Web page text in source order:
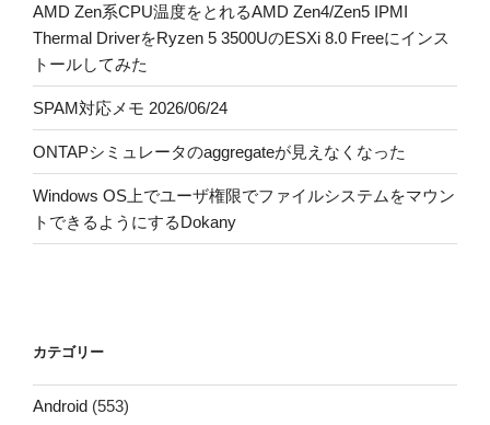
AMD Zen系CPU温度をとれるAMD Zen4/Zen5 IPMI
Thermal DriverをRyzen 5 3500UのESXi 8.0 Freeにインス
トールしてみた
SPAM対応メモ 2026/06/24
ONTAPシミュレータのaggregateが見えなくなった
Windows OS上でユーザ権限でファイルシステムをマウン
トできるようにするDokany
カテゴリー
Android (553)